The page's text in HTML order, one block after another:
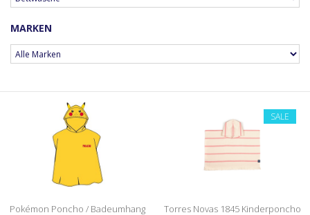
MARKEN
Pokémon Poncho / Badeumhang
SALE
Torres Novas 1845 Kinderponcho